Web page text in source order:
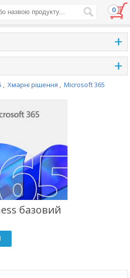
0
+
+
, Хмарні рішення , Microsoft 365
базовий